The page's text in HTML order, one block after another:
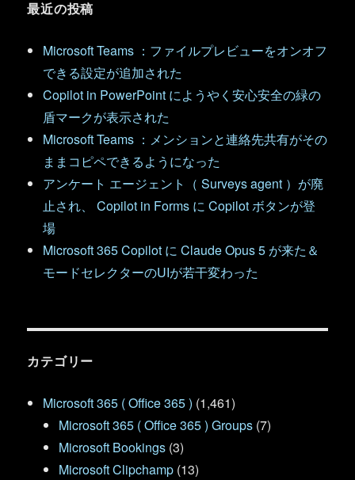
最近の投稿
Microsoft Teams ：ファイルプレビューをオンオフ
できる設定が追加された
Copilot in PowerPoint にようやく安心安全の緑の
盾マークが表示された
Microsoft Teams ：メンションと連絡先共有がその
ままコピペできるようになった
アンケート エージェント（ Surveys agent ）が廃
止され、 Copilot in Forms に Copilot ボタンが登
場
Microsoft 365 Copilot に Claude Opus 5 が来た＆
モードセレクターのUIが若干変わった
カテゴリー
Microsoft 365 ( Office 365 ) (1,461)
Microsoft 365 ( Office 365 ) Groups (7)
Microsoft Bookings (3)
Microsoft Clipchamp (13)